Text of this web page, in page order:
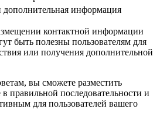
информация
контактной информации
быть полезны пользователям для
или получения дополнительной
вы сможете разместить
правильной последовательности и
для пользователей вашего